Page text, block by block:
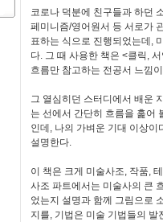
코로나 덕분에 친구들과 하던
페미니즘/영어원서 등 서로가
표하는 식으로 진행되었는데,
다. 그 때 사용한 책은 <클릭,
흐름만 참고하는 전공서 느낌
그 열심히던 스터디에서 배운
는 선에서 간단히 흐름을 훑어
인데, 나의 가벼운 기대 이상이
설명한다.
이 책은 크게 미술사조, 작품,
사조 파트에서는 미술사의 큰
었는지 설명과 함께 그림으로
지를, 기법은 미술 기법들의